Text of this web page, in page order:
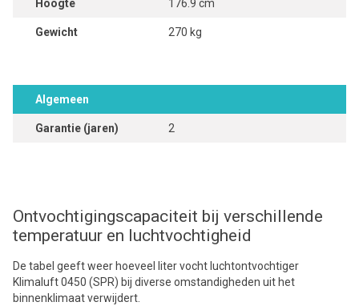
Hoogte 176.9 cm
Gewicht 270 kg
Algemeen
Garantie (jaren) 2
Ontvochtigingscapaciteit bij verschillende
temperatuur en luchtvochtigheid
De tabel geeft weer hoeveel liter vocht luchtontvochtiger
Klimaluft 0450 (SPR) bij diverse omstandigheden uit het
binnenklimaat verwijdert.